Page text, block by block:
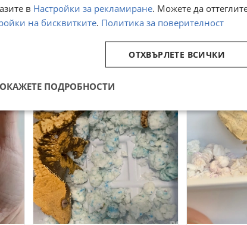
Бебета лугубриси
Ресничест
Ciliatus)
16 юли
50€
97,79лв
в Настройки за рекламиране. Можете да
на бисквитките. Политика за поверителност
ОТХВЪРЛЕТЕ ВСИЧКИ
ПОДРОБНОСТИ